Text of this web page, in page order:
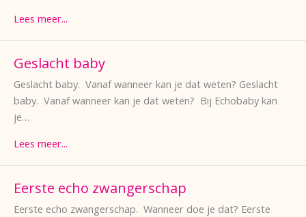
Lees meer...
Geslacht baby
Geslacht baby. Vanaf wanneer kan je dat weten? Geslacht
baby. Vanaf wanneer kan je dat weten? Bij Echobaby kan
je…
Lees meer...
Eerste echo zwangerschap
Eerste echo zwangerschap. Wanneer doe je dat? Eerste